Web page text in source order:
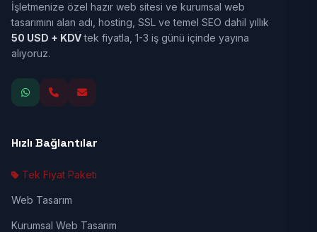
İşletmenize özel hazır web sitesi ve kurumsal web
tasarımını alan adı, hosting, SSL ve temel SEO dahil yıllık
50 USD + KDVtek fiyatla, 1-3 iş günü içinde yayına
alıyoruz.
Hızlı Bağlantılar
Tek Fiyat Paketi
Web Tasarım
Kurumsal Web Tasarım